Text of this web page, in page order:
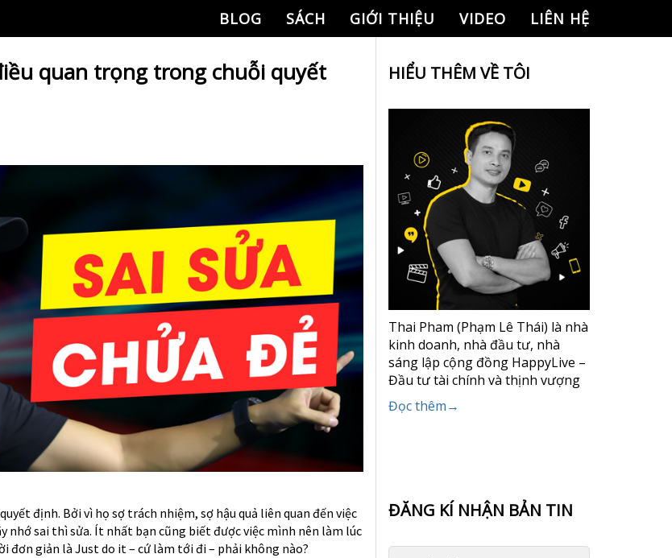
BLOG SÁCH GIỚI THIỆU VIDEO LIÊN HỆ
quan trọng trong chuỗi quyết
định. Bởi vì họ sợ trách nhiệm, sợ hậu quả liên quan đến việc
nhớ sai thì sửa. Ít nhất bạn cũng biết được việc mình nên làm lúc
đơn giản là Just do it – cứ làm tới đi – phải không nào?
HIỂU THÊM VỀ TÔI
Thai Pham (Phạm Lê Thái) là nhà
kinh doanh, nhà đầu tư, nhà
sáng lập cộng đồng HappyLive –
Đầu tư tài chính và thịnh vượng
Đọc thêm→
ĐĂNG KÍ NHẬN BẢN TIN